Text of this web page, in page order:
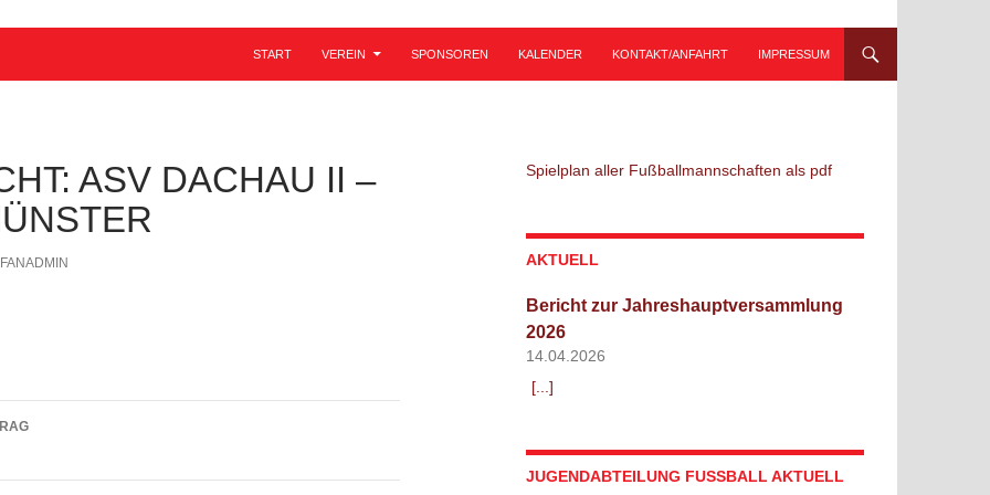
START
VEREIN SPONSOREN KALENDER KONTAKT/ANFAHRT IMPRESSUM
ASV DACHAU II –
Spielplan aller Fußballmannschaften als pdf
AKTUELL
Bericht zur Jahreshauptversammlung
2026
14.04.2026
[...]
JUGENDABTEILUNG FUSSBALL AKTUELL